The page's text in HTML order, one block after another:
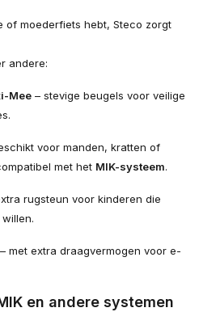
of moederfiets hebt, Steco zorgt
andere:
Mee – stevige beugels voor veilige
voor manden, kratten of
met het MIK-systeem.
rugsteun voor kinderen die
– met extra draagvermogen voor e-
en andere systemen